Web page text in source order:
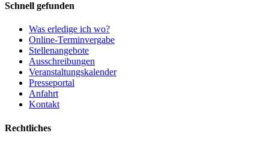
Schnell gefunden
Was erledige ich wo?
Online-Terminvergabe
Stellenangebote
Ausschreibungen
Veranstaltungskalender
Presseportal
Anfahrt
Kontakt
Rechtliches